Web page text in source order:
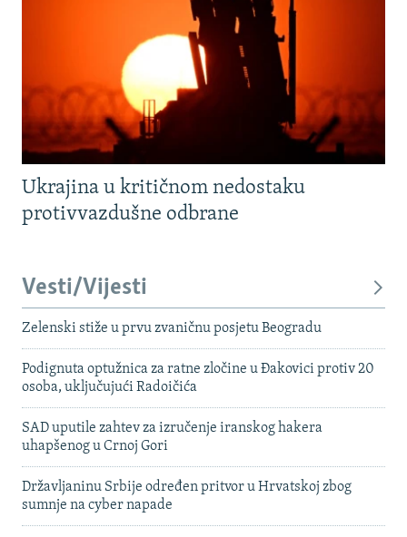
Ukrajina u kritičnom nedostaku
protivvazdušne odbrane
Vesti/Vijesti
Zelenski stiže u prvu zvaničnu posjetu Beogradu
Podignuta optužnica za ratne zločine u Đakovici protiv 20
osoba, uključujući Radoičića
SAD uputile zahtev za izručenje iranskog hakera
uhapšenog u Crnoj Gori
Državljaninu Srbije određen pritvor u Hrvatskoj zbog
sumnje na cyber napade